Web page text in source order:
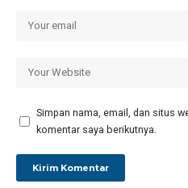
Simpan nama, email, dan situs
komentar saya berikutnya.